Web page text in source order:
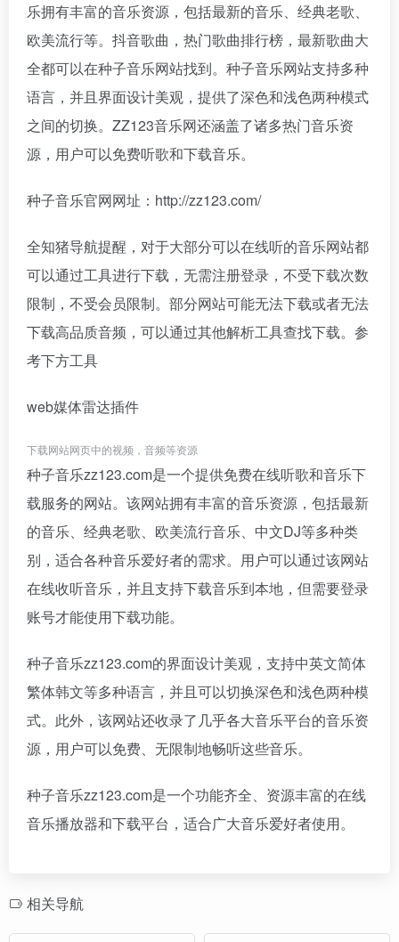
乐拥有丰富的音乐资源，包括最新的音乐、经典老歌、
欧美流行等。抖音歌曲，热门歌曲排行榜，最新歌曲大
全都可以在种子音乐网站找到。种子音乐网站支持多种
语言，并且界面设计美观，提供了深色和浅色两种模式
之间的切换。ZZ123音乐网还涵盖了诸多热门音乐资
源，用户可以免费听歌和下载音乐。
种子音乐官网网址：http://zz123.com/
全知猪导航提醒，对于大部分可以在线听的音乐网站都
可以通过工具进行下载，无需注册登录，不受下载次数
限制，不受会员限制。部分网站可能无法下载或者无法
下载高品质音频，可以通过其他解析工具查找下载。参
考下方工具
web媒体雷达插件
下载网站网页中的视频，音频等资源
种子音乐zz123.com是一个提供免费在线听歌和音乐下
载服务的网站。该网站拥有丰富的音乐资源，包括最新
的音乐、经典老歌、欧美流行音乐、中文DJ等多种类
别，适合各种音乐爱好者的需求。用户可以通过该网站
在线收听音乐，并且支持下载音乐到本地，但需要登录
账号才能使用下载功能。
种子音乐zz123.com的界面设计美观，支持中英文简体
繁体韩文等多种语言，并且可以切换深色和浅色两种模
式。此外，该网站还收录了几乎各大音乐平台的音乐资
源，用户可以免费、无限制地畅听这些音乐。
种子音乐zz123.com是一个功能齐全、资源丰富的在线
音乐播放器和下载平台，适合广大音乐爱好者使用。
相关导航